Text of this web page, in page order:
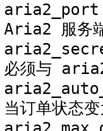
Aria2 服务
必须与
当订单状态